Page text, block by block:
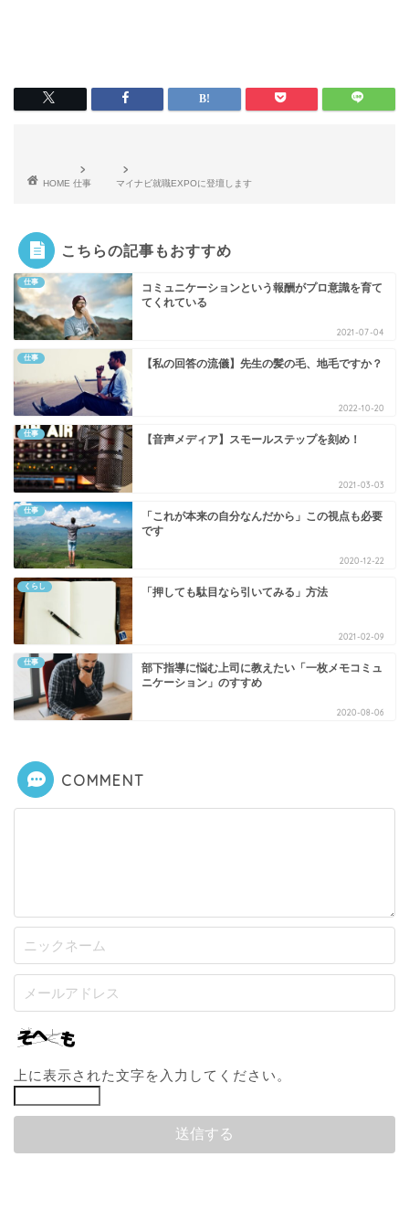
HOME 仕事 マイナビ就職EXPOに登壇します
こちらの記事もおすすめ
仕事
コミュニケーションという報酬がプロ意識を育て
てくれている
2021-07-04
仕事 【私の回答の流儀】先生の髪の毛、地毛ですか？
2022-10-20
仕事 【音声メディア】スモールステップを刻め！
2021-03-03
仕事
「これが本来の自分なんだから」この視点も必要
です
2020-12-22
くらし 「押しても駄目なら引いてみる」方法
2021-02-09
仕事
部下指導に悩む上司に教えたい「一枚メモコミュ
ニケーション」のすすめ
2020-08-06
COMMENT
上に表示された文字を入力してください。